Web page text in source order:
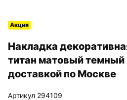
Накладка
титан матовый темный
доставкой по Москве
Артикул 294109
Акция